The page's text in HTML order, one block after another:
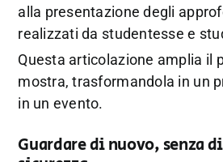
alla presentazione degli
realizzati da studentesse e
Questa articolazione amplia il
mostra, trasformandola in un
in un evento.
Guardare di nuovo, senza